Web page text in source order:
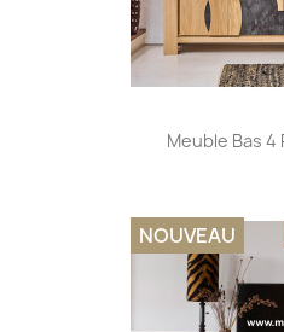

Meuble Bas
NOUVEAU